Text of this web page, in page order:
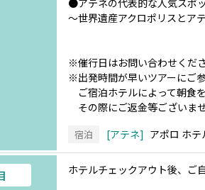
●アテネの代表的な人気スポ
～世界遺産アクロポリスとア
※催行日はお問い合わせくださ
※出発時間が早いツアーにご参
ご宿泊ホテルによって朝食
その際にご返金等ございま
宿泊 アテネ アポロ ホ
ホテルチェックアウト後、ご